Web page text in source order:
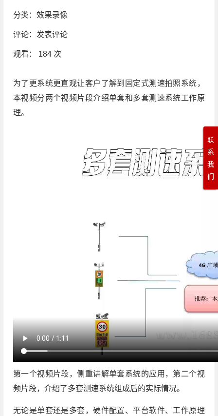
分类： 效果录像
评论： 发表评论
观看： 184 次
为了更系统更直观让客户了解到固定式测速拍照系统，
本视频分两个视频片段介绍单套和多套测速系统工作原
理。
第一个视频片段，侧重讲解单套系统的应用，第二个视
频片段，介绍了多套测速系统组成后的实际情况。
无论是单套还是多套，硬件配置、平台软件、工作原理
联
系
我
们